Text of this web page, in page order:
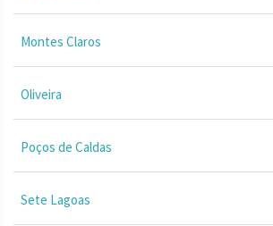
Montes Claros
Oliveira
Poços de Caldas
Sete Lagoas